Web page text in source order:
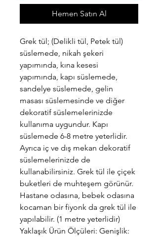
Hemen Satın Al
Grek tül; (Delikli tül, Petek tül)
süslemede, nikah şekeri
yapımında, kına kesesi
yapımında, kapı süslemede,
sandelye süslemede, gelin
masası süslemesinde ve diğer
dekoratif süslemelerinizde
kullanıma uygundur. Kapı
süslemede 6-8 metre yeterlidir.
Ayrıca iç ve dış mekan dekoratif
süslemelerinizde de
kullanabilirsiniz. Grek tül ile çiçek
buketleri de muhteşem görünür.
Hastane odasına, bebek odasına
kocaman bir fiyonk da grek tül ile
yapılabilir. (1 metre yeterlidir)
Yaklaşık Ürün Ölçüleri: Genişlik: